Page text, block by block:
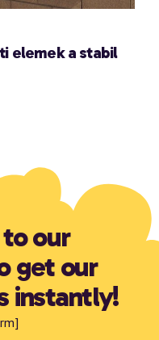
elemek a stabil
our
get our
instantly!